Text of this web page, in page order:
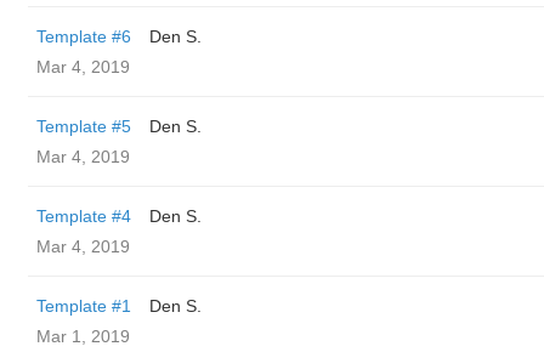
Template #6
Den S.
Mar 4, 2019
Template #5
Den S.
Mar 4, 2019
Template #4
Den S.
Mar 4, 2019
Template #1
Den S.
Mar 1, 2019